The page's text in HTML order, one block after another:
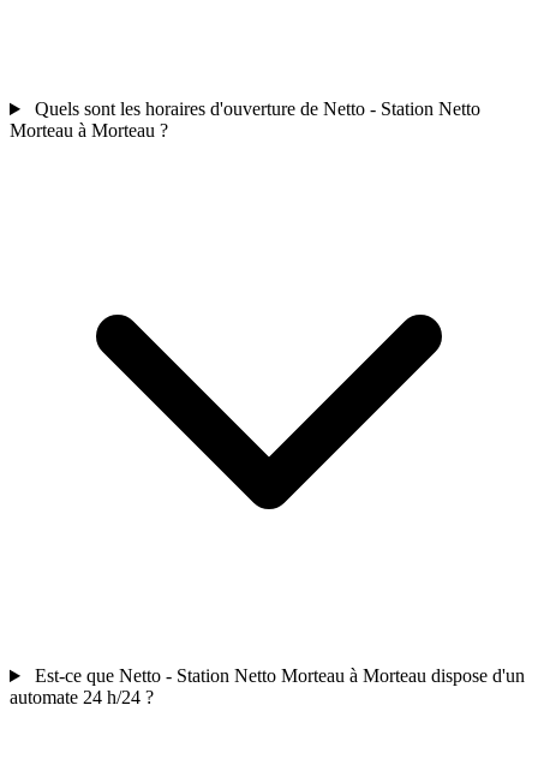
Quels sont les horaires d'ouverture de Netto - Station Netto
Morteau à Morteau ?
Est-ce que Netto - Station Netto Morteau à Morteau dispose d'un
automate 24 h/24 ?